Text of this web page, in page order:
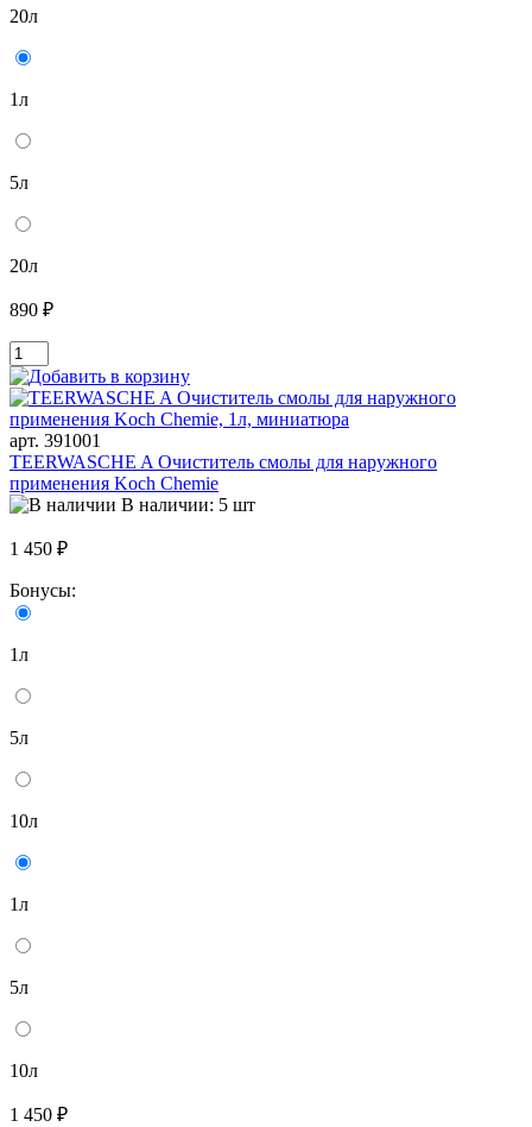
20л
1л
5л
20л
890 ₽
арт. 391001
TEERWASCHE A Очиститель смолы для наружного
применения Koch Chemie
В наличии: 5 шт
1 450 ₽
Бонусы:
1л
5л
10л
1л
5л
10л
1 450 ₽